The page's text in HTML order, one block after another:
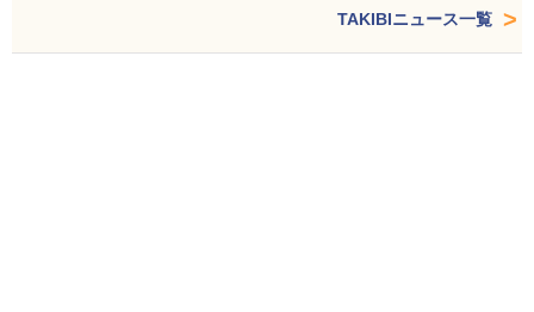
TAKIBIニュース一覧